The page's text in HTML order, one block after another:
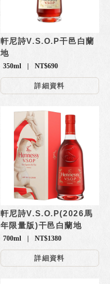
軒尼詩V.S.O.P干邑白蘭
地
350ml | NT$690
詳細資料
軒尼詩V.S.O.P(2026馬
年限量版)干邑白蘭地
700ml | NT$1380
詳細資料